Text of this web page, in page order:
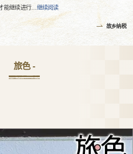
能继续进行…继续阅读
故乡纳税
旅色 -